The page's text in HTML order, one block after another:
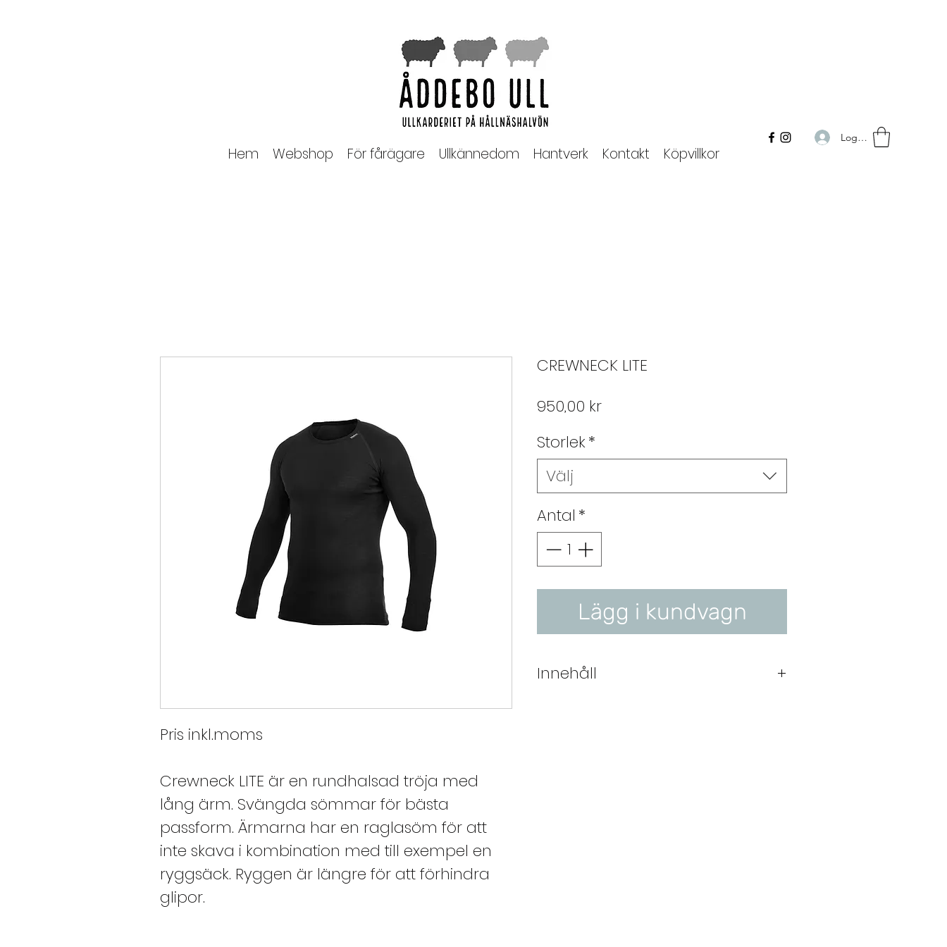
Hem Webshop För fårägare Ullkännedom Hantverk Kontakt Köpvillkor
Logga in
Pris inkl.moms
Crewneck LITE är en rundhalsad tröja med
lång ärm. Svängda sömmar för bästa
passform. Ärmarna har en raglasöm för att
inte skava i kombination med till exempel en
ryggsäck. Ryggen är längre för att förhindra
glipor.
CREWNECK LITE
950,00 krPris
Storlek*
Välj
Antal *
Lägg i kundvagn
Innehåll